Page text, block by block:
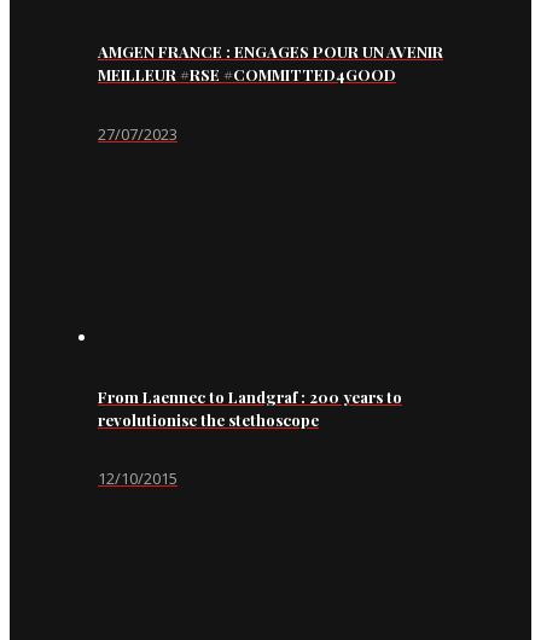
AMGEN FRANCE : ENGAGES POUR UN AVENIR
MEILLEUR #RSE #COMMITTED4GOOD
27/07/2023
From Laennec to Landgraf : 200 years to
revolutionise the stethoscope
12/10/2015